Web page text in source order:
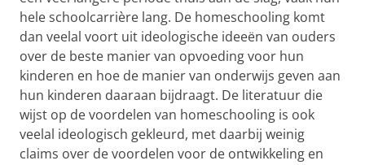
hele schoolcarrière lang. De homeschooling komt
dan veelal voort uit ideologische ideeën van ouders
over de beste manier van opvoeding voor hun
kinderen en hoe de manier van onderwijs geven aan
hun kinderen daaraan bijdraagt. De literatuur die
wijst op de voordelen van homeschooling is ook
veelal ideologisch gekleurd, met daarbij weinig
claims over de voordelen voor de ontwikkeling en